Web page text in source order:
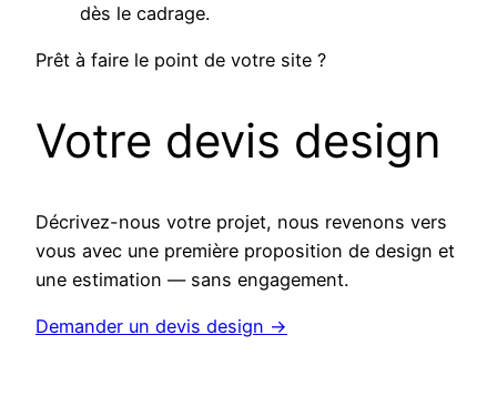
dès le cadrage.
Prêt à faire le point de votre site ?
Votre devis design
Décrivez-nous votre projet, nous revenons vers
vous avec une première proposition de design et
une estimation — sans engagement.
Demander un devis design →